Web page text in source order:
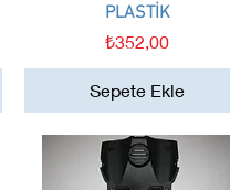
PLASTİK
Fiyat
₺352,00
Sepete Ekle